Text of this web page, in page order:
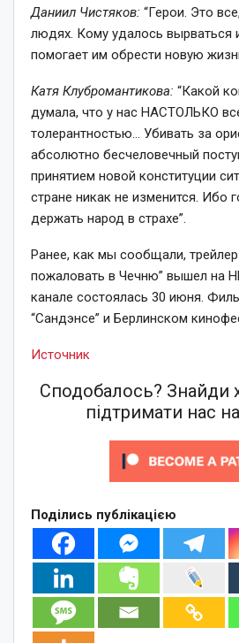
Даниил Чистяков: “Герои. Это
людях. Кому удалось вырваться
помогает им обрести новую
Катя Клубромантикова: “Какой
думала, что у нас НАСТОЛЬКО
толерантностью… Убивать за
абсолютно бесчеловечный
принятием новой конституции
стране никак не изменится. Ибо
держать народ в страхе”.
Ранее, как мы сообщали,
пожаловать в Чечню” вышел на
канале состоялась 30 июня.
“Сандэнсе” и Берлинском
Источник
Сподобалось? Знайди
підтримати нас
Поділись публікацією